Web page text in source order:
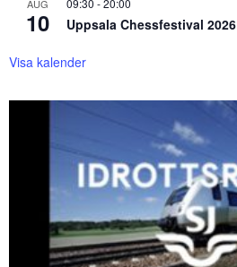
AUG
10
09:30 -20:00
Uppsala Chessfestival 2026
Visa kalender